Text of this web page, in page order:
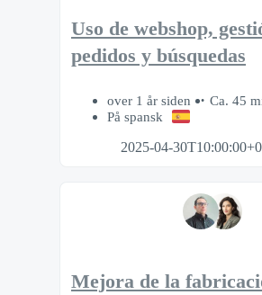
Uso de webshop,
pedidos y búsquedas
over 1 år siden
Ca. 45
På spansk
2025-04-
Mejora de la